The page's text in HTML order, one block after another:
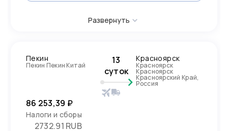
Развернуть
Пекин
Пекин Пекин Китай
13
суток
Красноярск
Красноярск
Красноярск
Красноярский Край,
Россия
86 253,39 ₽
Налоги и сборы
2732.91 RUB